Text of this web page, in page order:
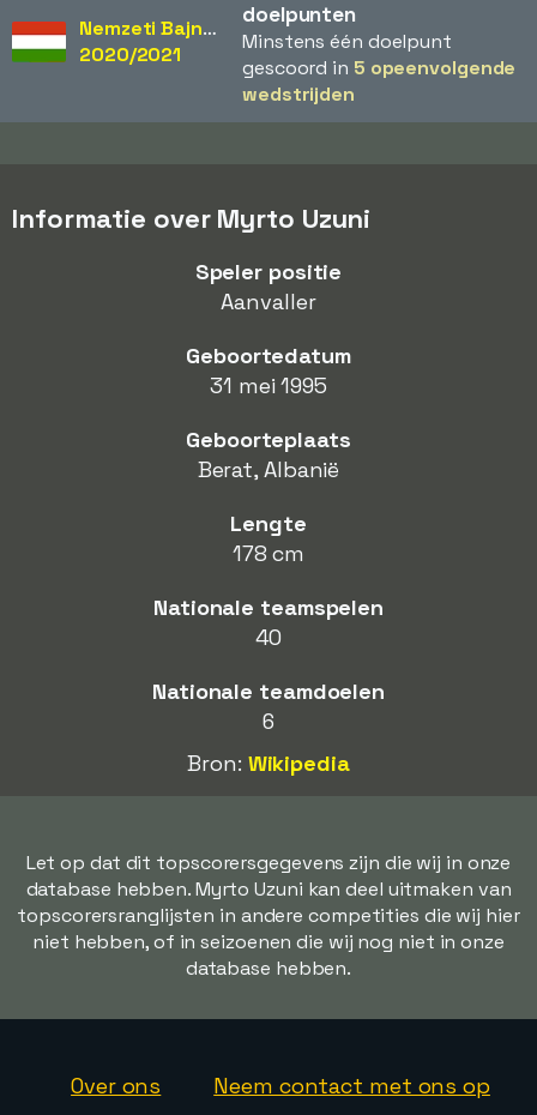
Nemzeti Bajnokság
2020/2021
doelpunten
Minstens één doelpunt
gescoord in 5 opeenvolgende
wedstrijden
Informatie over Myrto Uzuni
Speler positie
Aanvaller
Geboortedatum
31 mei 1995
Geboorteplaats
Berat, Albanië
Lengte
178 cm
Nationale teamspelen
40
Nationale teamdoelen
6
Bron: Wikipedia
Let op dat dit topscorersgegevens zijn die wij in onze
database hebben. Myrto Uzuni kan deel uitmaken van
topscorersranglijsten in andere competities die wij hier
niet hebben, of in seizoenen die wij nog niet in onze
database hebben.
Over ons
Neem contact met ons op